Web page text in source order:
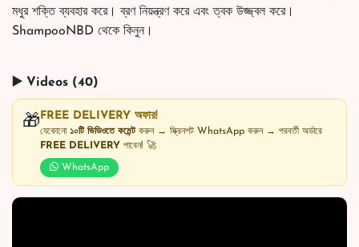
মধুর শক্তি ব্যবহার করে। ব্রণ নিয়ন্ত্রণ করে এবং ত্বক উজ্জ্বল করে।
ShampooNBD থেকে কিনুন।
▶️ Videos (40)
🎁FREE DELIVERY অফার!
যেকোনো ১০টি ভিডিওতে কমেন্টকরুন → স্ক্রিনশট WhatsApp করুন → পরবর্তী অর্ডারে
FREE DELIVERY পাবেন! 🚀
WhatsApp